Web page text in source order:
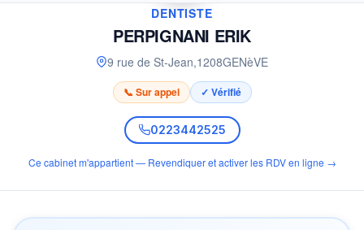
DENTISTE
PERPIGNANI ERIK
9 rue de St-Jean,1208GENèVE
📞 Sur appel ✓ Vérifié
0223442525
Ce cabinet m'appartient — Revendiquer et activer les RDV en ligne →